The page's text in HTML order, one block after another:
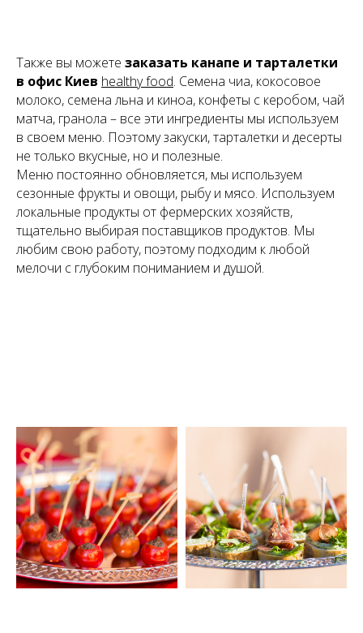
Также вы можете заказать канапе и тарталетки
в офис Киев healthy food. Семена чиа, кокосовое
молоко, семена льна и киноа, конфеты с керобом, чай
матча, гранола – все эти ингредиенты мы используем
в своем меню. Поэтому закуски, тарталетки и десерты
не только вкусные, но и полезные.
Меню постоянно обновляется, мы используем
сезонные фрукты и овощи, рыбу и мясо. Используем
локальные продукты от фермерских хозяйств,
тщательно выбирая поставщиков продуктов. Мы
любим свою работу, поэтому подходим к любой
мелочи с глубоким пониманием и душой.